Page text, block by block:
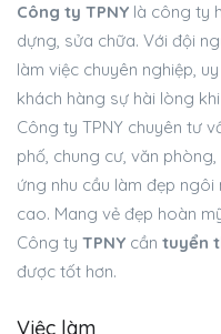
Công ty TPNY là công ty
dựng, sửa chữa. Với đội
làm việc chuyên nghiệp,
khách hàng sự hài lòng
Công ty TPNY chuyên tư
phố, chung cư, văn
ứng nhu cầu làm đẹp
cao. Mang vẻ đẹp hoàn
Công ty TPNY cần tuyển
được tốt hơn.
Việc làm